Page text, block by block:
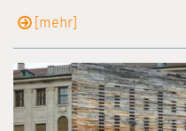
[mehr]